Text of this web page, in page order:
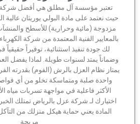
تعتبر مؤسسة آل مطلق هي أفضل شركة عزل فوم
نعتمد على مادة البولي يوريثان عالية الكثافة
(مائية وحرارية) للأسطح والمنشآت، مع
الفنية المعتمدة من شركة الكهرباء
لك جودة تنفيذ استثنائية، توفيراً حقيقياً في
يمتد لسنوات طويلة. لماذا يفضل العملاء
نظام العزل بالرش (الفوم) بقدرته الفريدة
واحدة صلبة ومتماسكة تخلو من أي فواصل، مما
الأكثر فاعلية في مواجهة تسربات مياه الأمطار
لـ شركة عزل بالرياض تمتلك الخبرة في
المادة يعني حماية هيكل منزلك من التآكل وتأمين